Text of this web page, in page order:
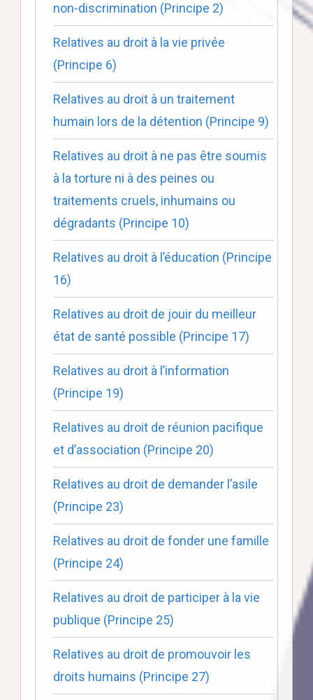
non-discrimination (Principe 2)
Relatives au droit à la vie privée
(Principe 6)
Relatives au droit à un traitement
humain lors de la détention (Principe 9)
Relatives au droit à ne pas être soumis
à la torture ni à des peines ou
traitements cruels, inhumains ou
dégradants (Principe 10)
Relatives au droit à l’éducation (Principe
16)
Relatives au droit de jouir du meilleur
état de santé possible (Principe 17)
Relatives au droit à l’information
(Principe 19)
Relatives au droit de réunion pacifique
et d’association (Principe 20)
Relatives au droit de demander l’asile
(Principe 23)
Relatives au droit de fonder une famille
(Principe 24)
Relatives au droit de participer à la vie
publique (Principe 25)
Relatives au droit de promouvoir les
droits humains (Principe 27)